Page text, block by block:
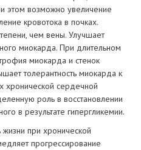
этом возможно увеличение
кровотока в почках.
чем вены. Улучшает
миокарда. При длительном
миокарда и стенок
толерантность миокарда к
хронической сердечной
роль в восстановлении
в результате гипергликемии.
при хронической
прогрессирование